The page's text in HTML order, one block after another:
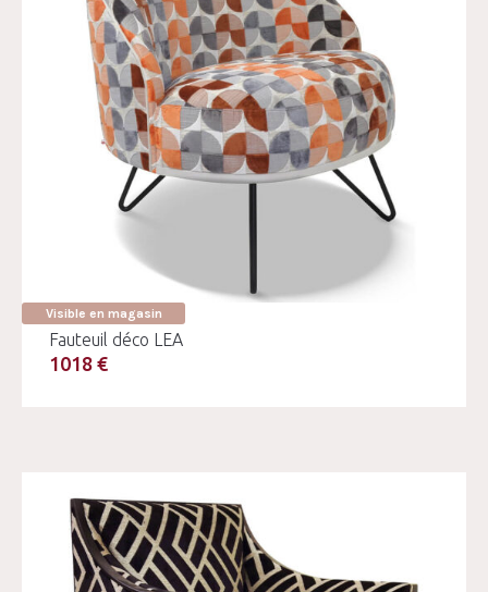
Visible en magasin
Fauteuil déco LEA
1018 €